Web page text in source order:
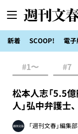
新着 SCOOP! 電
#1〜 #7
松本人志「5.5億
人」弘中弁護士
「週刊文春」編集部